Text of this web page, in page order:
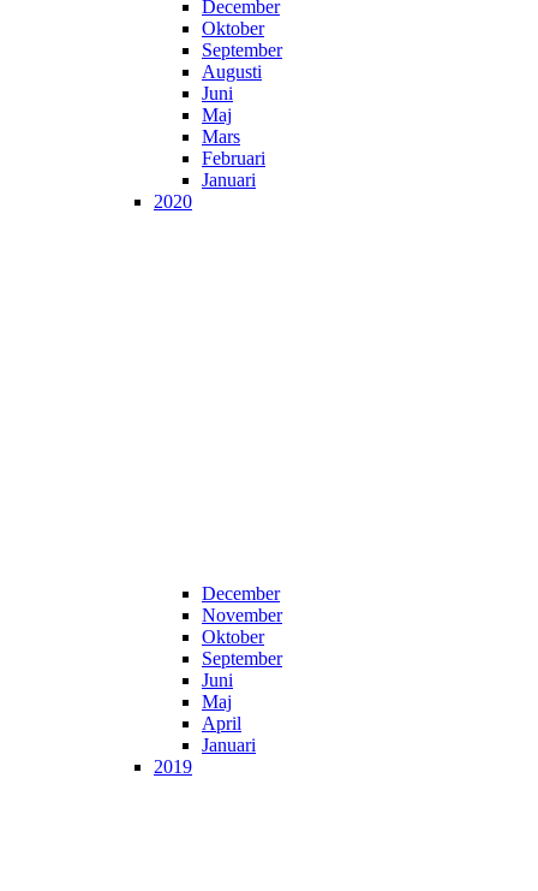
December
Oktober
September
Augusti
Juni
Maj
Mars
Februari
Januari
2020
December
November
Oktober
September
Juni
Maj
April
Januari
2019